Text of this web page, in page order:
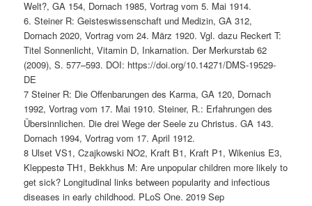
Welt?, GA 154, Dornach 1985, Vortrag vom 5. Mai 1914.
6. Steiner R: Geisteswissenschaft und Medizin, GA 312,
Dornach 2020, Vortrag vom 24. März 1920. Vgl. dazu Reckert T:
Titel Sonnenlicht, Vitamin D, Inkarnation. Der Merkurstab 62
(2009), S. 577–593. DOI: https://doi.org/10.14271/DMS-19529-
DE
7 Steiner R: Die Offenbarungen des Karma, GA 120, Dornach
1992, Vortrag vom 17. Mai 1910. Steiner, R.: Erfahrungen des
Übersinnlichen. Die drei Wege der Seele zu Christus. GA 143.
Dornach 1994, Vortrag vom 17. April 1912.
8 Ulset VS1, Czajkowski NO2, Kraft B1, Kraft P1, Wikenius E3,
Kleppestø TH1, Bekkhus M: Are unpopular children more likely to
get sick? Longitudinal links between popularity and infectious
diseases in early childhood. PLoS One. 2019 Sep